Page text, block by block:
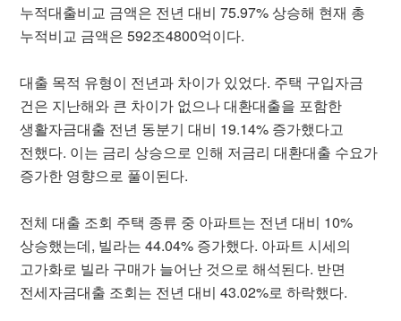
누적대출비교 금액은 전년 대비 75.97% 상승해 현재 총
누적비교 금액은 592조4800억이다.
대출 목적 유형이 전년과 차이가 있었다. 주택 구입자금
건은 지난해와 큰 차이가 없으나 대환대출을 포함한
생활자금대출 전년 동분기 대비 19.14% 증가했다고
전했다. 이는 금리 상승으로 인해 저금리 대환대출 수요가
증가한 영향으로 풀이된다.
전체 대출 조회 주택 종류 중 아파트는 전년 대비 10%
상승했는데, 빌라는 44.04% 증가했다. 아파트 시세의
고가화로 빌라 구매가 늘어난 것으로 해석된다. 반면
전세자금대출 조회는 전년 대비 43.02%로 하락했다.